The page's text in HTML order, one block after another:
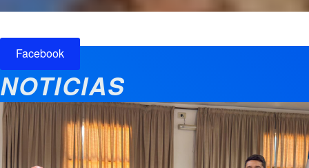
Facebook
NOTICIAS